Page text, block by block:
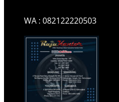
WA : 082122220503